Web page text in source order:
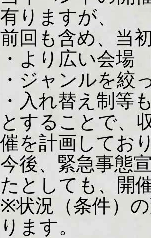
有りますが、
前回も含め、当
・より広い会場
・ジャンルを絞
・入れ替え制等
とすることで、
催を計画してお
今後、緊急事態
たとしても、開
※状況（条件）
ります。